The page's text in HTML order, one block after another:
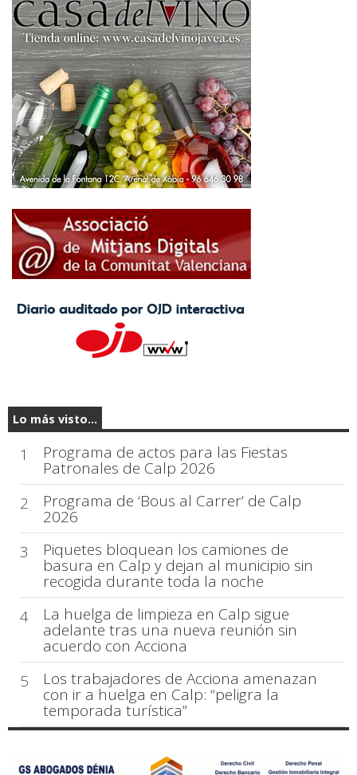
Lo más visto...
1 Programa de actos para las Fiestas
Patronales de Calp 2026
2
Programa de ‘Bous al Carrer’ de Calp
2026
3
Piquetes bloquean los camiones de
basura en Calp y dejan al municipio sin
recogida durante toda la noche
4
La huelga de limpieza en Calp sigue
adelante tras una nueva reunión sin
acuerdo con Acciona
5
Los trabajadores de Acciona amenazan
con ir a huelga en Calp: “peligra la
temporada turística”